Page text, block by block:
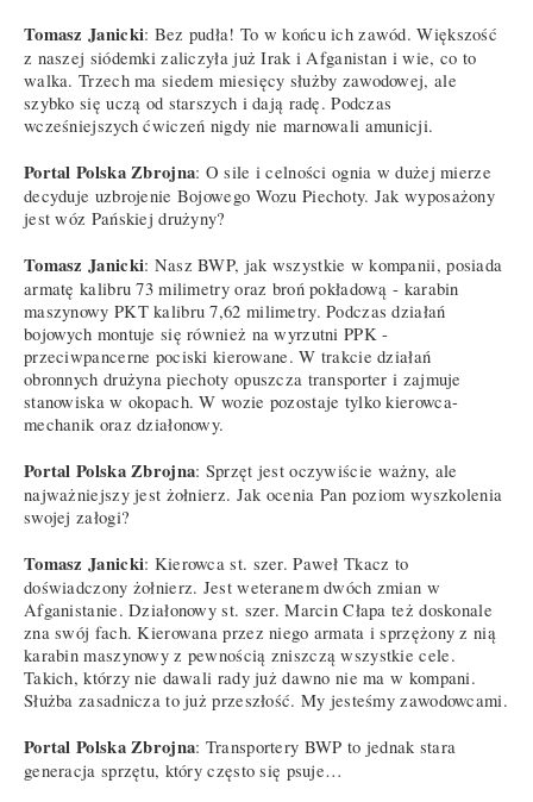
Tomasz Janicki: Bez pudła! To w końcu ich zawód. Większość
z naszej siódemki zaliczyła już Irak i Afganistan i wie, co to
walka. Trzech ma siedem miesięcy służby zawodowej, ale
szybko się uczą od starszych i dają radę. Podczas
wcześniejszych ćwiczeń nigdy nie marnowali amunicji.
Portal Polska Zbrojna: O sile i celności ognia w dużej mierze
decyduje uzbrojenie Bojowego Wozu Piechoty. Jak wyposażony
jest wóz Pańskiej drużyny?
Tomasz Janicki: Nasz BWP, jak wszystkie w kompanii, posiada
armatę kalibru 73 milimetry oraz broń pokładową - karabin
maszynowy PKT kalibru 7,62 milimetry. Podczas działań
bojowych montuje się również na wyrzutni PPK -
przeciwpancerne pociski kierowane. W trakcie działań
obronnych drużyna piechoty opuszcza transporter i zajmuje
stanowiska w okopach. W wozie pozostaje tylko kierowca-
mechanik oraz działonowy.
Portal Polska Zbrojna: Sprzęt jest oczywiście ważny, ale
najważniejszy jest żołnierz. Jak ocenia Pan poziom wyszkolenia
swojej załogi?
Tomasz Janicki: Kierowca st. szer. Paweł Tkacz to
doświadczony żołnierz. Jest weteranem dwóch zmian w
Afganistanie. Działonowy st. szer. Marcin Cłapa też doskonale
zna swój fach. Kierowana przez niego armata i sprzężony z nią
karabin maszynowy z pewnością zniszczą wszystkie cele.
Takich, którzy nie dawali rady już dawno nie ma w kompani.
Służba zasadnicza to już przeszłość. My jesteśmy zawodowcami.
Portal Polska Zbrojna: Transportery BWP to jednak stara
generacja sprzętu, który często się psuje…